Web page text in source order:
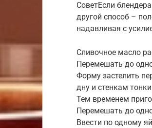
СоветЕсли
другой способ –
надавливая с
Сливочное масло
Перемешать до
Форму застелить
дну и стенкам
Тем временем
Перемешать до
Ввести по одному